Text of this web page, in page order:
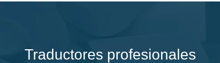
Traductores profesionales